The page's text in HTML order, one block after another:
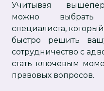
Учитывая
можно выбрать
специалиста,
быстро решить
сотрудничество с
стать ключевым
правовых вопросов.